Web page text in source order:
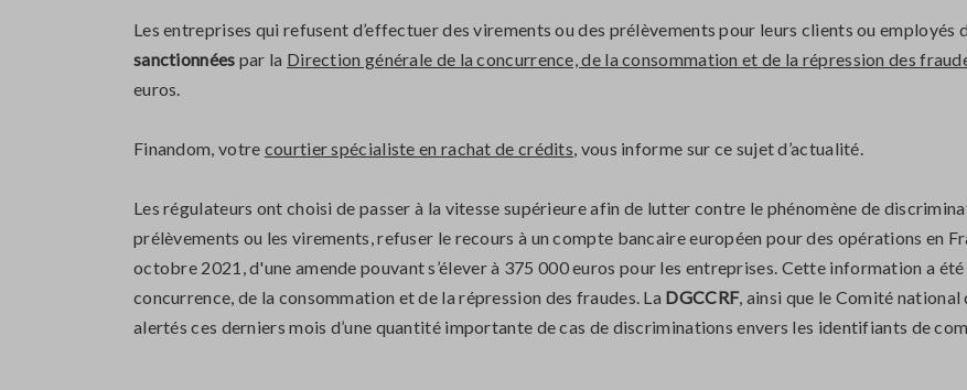
Les entreprises qui refusent d’effectuer des virements ou des prélèvements pour leurs clients ou
sanctionnées par la Direction générale de la concurrence, de la consommation et de la répression des
euros.
Finandom, votre courtier spécialiste en rachat de crédits, vous informe sur ce sujet d’actualité.
Les régulateurs ont choisi de passer à la vitesse supérieure afin de lutter contre le phénomène de
prélèvements ou les virements, refuser le recours à un compte bancaire européen pour des opérations en
octobre 2021, d'une amende pouvant s’élever à 375 000 euros pour les entreprises. Cette information a
concurrence, de la consommation et de la répression des fraudes. La DGCCRF, ainsi que le Comité
alertés ces derniers mois d’une quantité importante de cas de discriminations envers les identifiants de